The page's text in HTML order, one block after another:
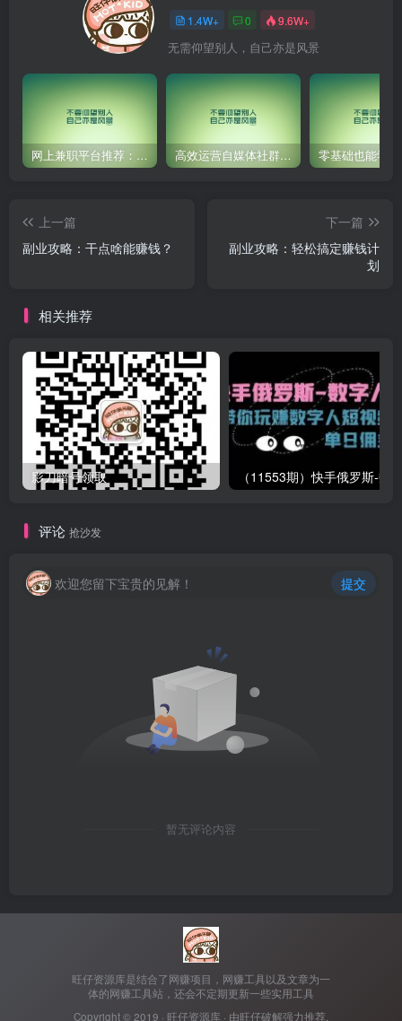
1.4W+ 0 9.6W+
无需仰望别人，自己亦是风景
网上兼职平台推荐：国外网赚任务！ 高效运营自媒体社群，让内容更有价值！
上一篇
副业攻略：干点啥能赚钱？
下一篇
副业攻略：轻松搞定赚钱计
划
相关推荐
影刀暗号领取
评论 抢沙发
欢迎您留下宝贵的见解！ 提交
暂无评论内容
旺仔资源库是结合了网赚项目，网赚工具以及文章为一
体的网赚工具站，还会不定期更新一些实用工具
Copyright © 2019 · 旺仔资源库 · 由旺仔破解强力推荐.